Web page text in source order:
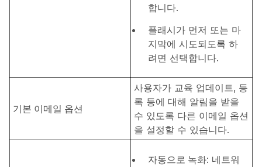
합니다.
플래시가 먼저 또는 마
지막에 시도되도록 하
려면 선택합니다.
기본 이메일 옵션
사용자가 교육 업데이트, 등
록 등에 대해 알림을 받을
수 있도록 다른 이메일 옵션
을 설정할 수 있습니다.
자동으로 녹화: 네트워